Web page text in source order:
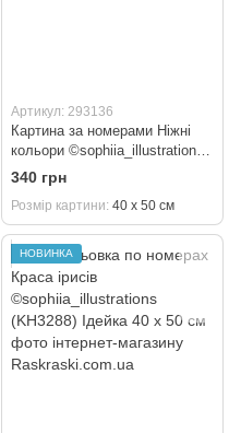
Артикул: 293136
Картина за номерами Ніжні
кольори ©sophiia_іllustrations
(KH5709) Ідейка 40 х 50 см
340 грн
Розмір картини 40 х 50 см
НОВИНКА